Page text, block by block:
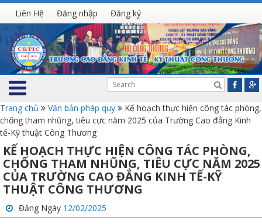
Liên Hệ Đăng nhập Đăng ký
Trang chủ Văn bản pháp quy
Kế hoạch thực hiện công tác phòng,
chống tham nhũng, tiêu cực năm 2025 của Trường Cao đẳng Kinh
tế-Kỹ thuật Công Thương
KẾ HOẠCH THỰC HIỆN CÔNG TÁC PHÒNG,
CHỐNG THAM NHŨNG, TIÊU CỰC NĂM 2025
CỦA TRƯỜNG CAO ĐẲNG KINH TẾ-KỸ
THUẬT CÔNG THƯƠNG
Đăng Ngày 12/02/2025